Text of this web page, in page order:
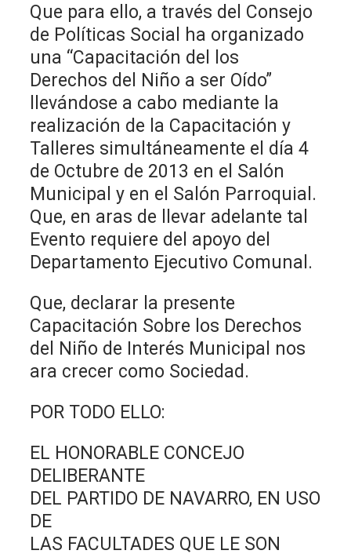
Que para ello, a través del Consejo
de Políticas Social ha organizado
una “Capacitación del los
Derechos del Niño a ser Oído”
llevándose a cabo mediante la
realización de la Capacitación y
Talleres simultáneamente el día 4
de Octubre de 2013 en el Salón
Municipal y en el Salón Parroquial.
Que, en aras de llevar adelante tal
Evento requiere del apoyo del
Departamento Ejecutivo Comunal.
Que, declarar la presente
Capacitación Sobre los Derechos
del Niño de Interés Municipal nos
ara crecer como Sociedad.
POR TODO ELLO:
EL HONORABLE CONCEJO
DELIBERANTE
DEL PARTIDO DE NAVARRO, EN USO
DE
LAS FACULTADES QUE LE SON